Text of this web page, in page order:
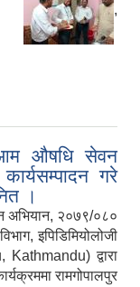
,
आम औषधि सेवन
गरे
।
अभियान, २०७९/०८०
इपिडिमियोलोजी
Kathmandu) द्वारा
रामगोपालपुर